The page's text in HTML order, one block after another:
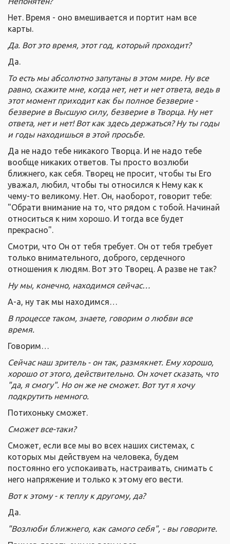
Нет. Время - оно вмешивается и портит нам все
карты.
Да. Вот это время, этот год, который проходит?
Да.
То есть мы абсолютно запутаны в этом мире. Ну все
равно, скажите мне, когда нет, нет и нет ответа, ведь в
этот момент приходит как бы полное безверие -
безверие в Высшую силу, безверие в Творца. Ну нет
ответа, нет и нет! Вот как здесь держаться? Ну ты годы
и годы находишься в этой просьбе.
Да не надо тебе никакого Творца. И не надо тебе
вообще никаких ответов. Ты просто возлюби
ближнего, как себя. Творец не просит, чтобы ты Его
уважал, любил, чтобы ты относился к Нему как к
чему-то великому. Нет. Он, наоборот, говорит тебе:
"Обрати внимание на то, что рядом с тобой. Начинай
относиться к ним хорошо. И тогда все будет
прекрасно".
Смотри, что Он от тебя требует. Он от тебя требует
только внимательного, доброго, сердечного
отношения к людям. Вот это Творец. А разве не так?
Ну мы, конечно, находимся сейчас…
А-а, ну так мы находимся…
В процессе таком, знаете, говорим о любви все
время.
Говорим…
Сейчас наш зритель - он так, размякнет. Ему хорошо,
хорошо от этого, действительно. Он хочет сказать, что
"да, я смогу". Но он же не сможет. Вот тут я хочу
подкрутить немного.
Потихоньку сможет.
Сможет все-таки?
Сможет, если все мы во всех наших системах, с
которых мы действуем на человека, будем
постоянно его успокаивать, настраивать, снимать с
него напряжение и только к этому его вести.
Вот к этому - к теплу к другому, да?
Да.
"Возлюби ближнего, как самого себя", - вы говорите.